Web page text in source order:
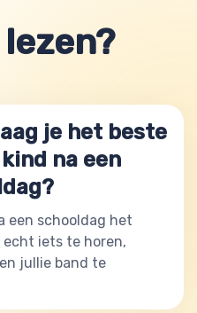
je het beste
na een
een schooldag het
iets te horen,
jullie band te